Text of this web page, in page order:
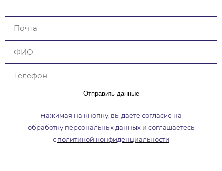
Отправить данные
Нажимая на кнопку, вы даете согласие на
обработку персональных данных и соглашаетесь
с политикой конфиденциальности